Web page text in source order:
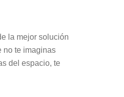
la mejor solución
no te imaginas
del espacio, te